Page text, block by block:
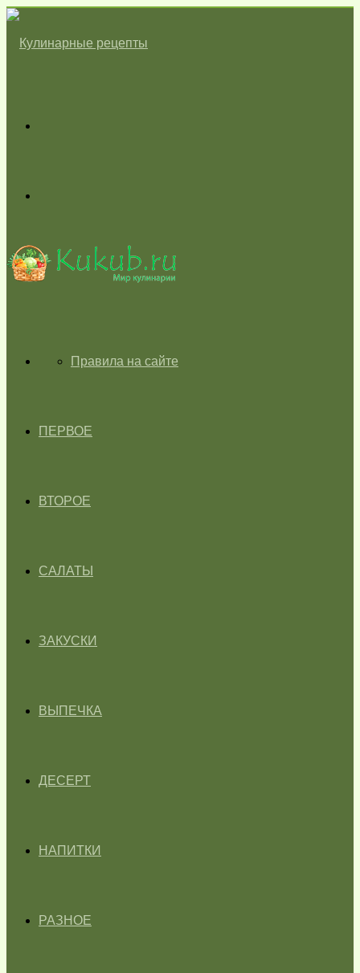
skin
ГЛАВНАЯПравила на сайте
ПЕРВОЕ
ВТОРОЕ
САЛАТЫ
ЗАКУСКИ
ВЫПЕЧКА
ДЕСЕРТ
НАПИТКИ
РАЗНОЕ